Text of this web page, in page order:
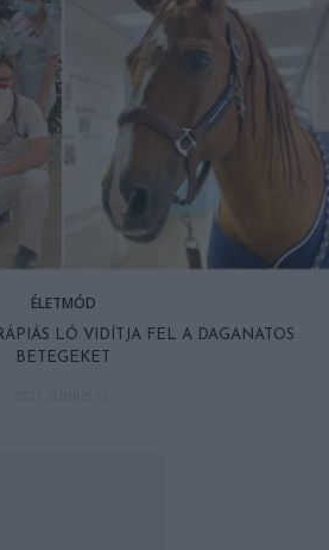
ÉLETMÓD
LÓ VIDÍTJA FEL A DAGANATOS
BETEGEKET